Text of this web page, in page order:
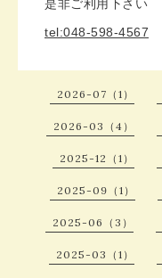
是非ご利用下さい
tel:048-598-4567
2026-07（1）
2026-03（4）
2025-12（1）
2025-09（1）
2025-06（3）
2025-03（1）